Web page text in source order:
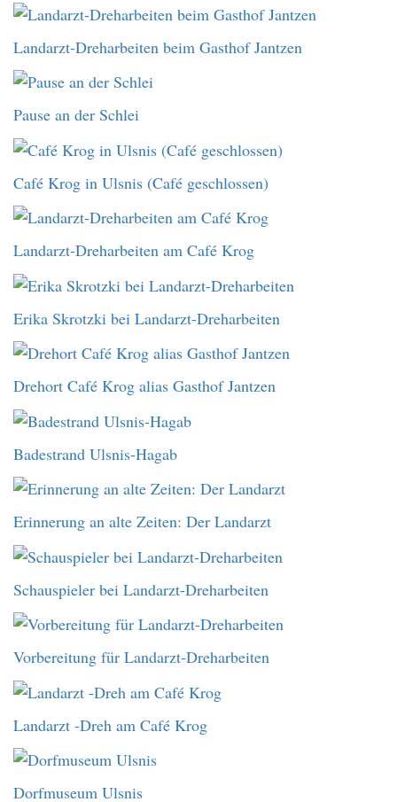
Landarzt-Dreharbeiten beim Gasthof Jantzen
Pause an der Schlei
Café Krog in Ulsnis (Café geschlossen)
Landarzt-Dreharbeiten am Café Krog
Erika Skrotzki bei Landarzt-Dreharbeiten
Drehort Café Krog alias Gasthof Jantzen
Badestrand Ulsnis-Hagab
Erinnerung an alte Zeiten: Der Landarzt
Schauspieler bei Landarzt-Dreharbeiten
Vorbereitung für Landarzt-Dreharbeiten
Landarzt -Dreh am Café Krog
Dorfmuseum Ulsnis